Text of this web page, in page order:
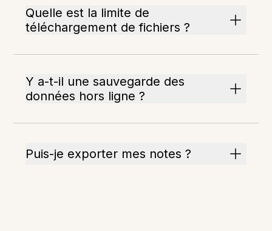
Quelle est la limite de
téléchargement de fichiers ?
Y a-t-il une sauvegarde des
données hors ligne ?
Puis-je exporter mes notes ?